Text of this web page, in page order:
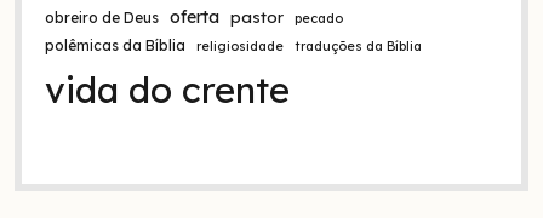
obreiro de Deus oferta pastor pecado
polêmicas da Bíblia religiosidade traduções da Bíblia
vida do crente